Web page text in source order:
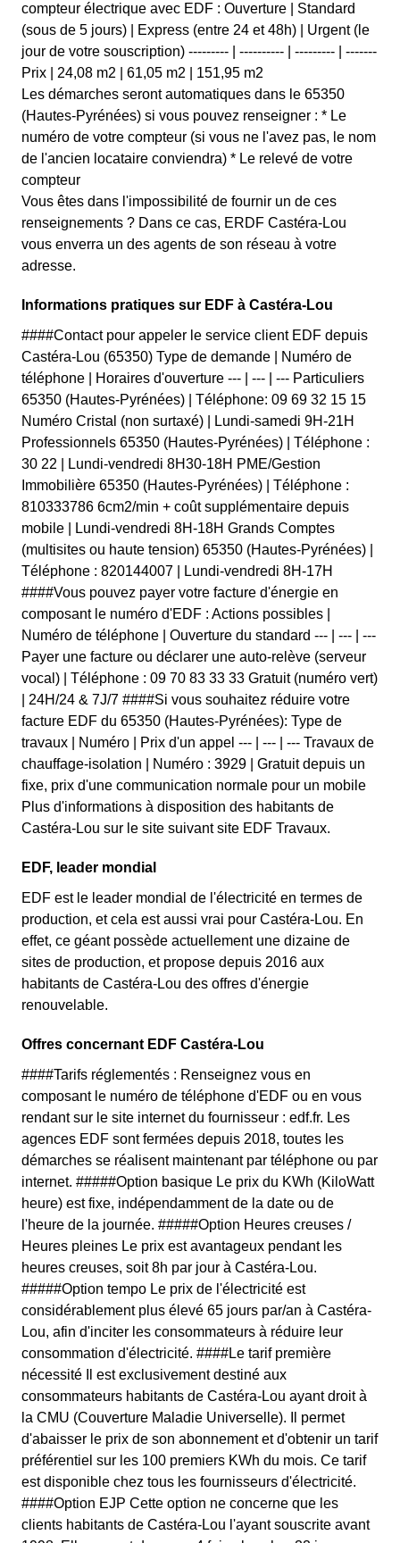
compteur électrique avec EDF : Ouverture | Standard
(sous de 5 jours) | Express (entre 24 et 48h) | Urgent (le
jour de votre souscription) --------- | ---------- | --------- | -------
Prix | 24,08 m2 | 61,05 m2 | 151,95 m2
Les démarches seront automatiques dans le 65350
(Hautes-Pyrénées) si vous pouvez renseigner : * Le
numéro de votre compteur (si vous ne l'avez pas, le nom
de l'ancien locataire conviendra) * Le relevé de votre
compteur
Vous êtes dans l'impossibilité de fournir un de ces
renseignements ? Dans ce cas, ERDF Castéra-Lou
vous enverra un des agents de son réseau à votre
adresse.
Informations pratiques sur EDF à Castéra-Lou
####Contact pour appeler le service client EDF depuis
Castéra-Lou (65350) Type de demande | Numéro de
téléphone | Horaires d'ouverture --- | --- | --- Particuliers
65350 (Hautes-Pyrénées) | Téléphone: 09 69 32 15 15
Numéro Cristal (non surtaxé) | Lundi-samedi 9H-21H
Professionnels 65350 (Hautes-Pyrénées) | Téléphone :
30 22 | Lundi-vendredi 8H30-18H PME/Gestion
Immobilière 65350 (Hautes-Pyrénées) | Téléphone :
810333786 6cm2/min + coût supplémentaire depuis
mobile | Lundi-vendredi 8H-18H Grands Comptes
(multisites ou haute tension) 65350 (Hautes-Pyrénées) |
Téléphone : 820144007 | Lundi-vendredi 8H-17H
####Vous pouvez payer votre facture d'énergie en
composant le numéro d'EDF : Actions possibles |
Numéro de téléphone | Ouverture du standard --- | --- | ---
Payer une facture ou déclarer une auto-relève (serveur
vocal) | Téléphone : 09 70 83 33 33 Gratuit (numéro vert)
| 24H/24 & 7J/7 ####Si vous souhaitez réduire votre
facture EDF du 65350 (Hautes-Pyrénées): Type de
travaux | Numéro | Prix d'un appel --- | --- | --- Travaux de
chauffage-isolation | Numéro : 3929 | Gratuit depuis un
fixe, prix d'une communication normale pour un mobile
Plus d'informations à disposition des habitants de
Castéra-Lou sur le site suivant site EDF Travaux.
EDF, leader mondial
EDF est le leader mondial de l'électricité en termes de
production, et cela est aussi vrai pour Castéra-Lou. En
effet, ce géant possède actuellement une dizaine de
sites de production, et propose depuis 2016 aux
habitants de Castéra-Lou des offres d'énergie
renouvelable.
Offres concernant EDF Castéra-Lou
####Tarifs réglementés : Renseignez vous en
composant le numéro de téléphone d'EDF ou en vous
rendant sur le site internet du fournisseur : edf.fr. Les
agences EDF sont fermées depuis 2018, toutes les
démarches se réalisent maintenant par téléphone ou par
internet. #####Option basique Le prix du KWh (KiloWatt
heure) est fixe, indépendamment de la date ou de
l'heure de la journée. #####Option Heures creuses /
Heures pleines Le prix est avantageux pendant les
heures creuses, soit 8h par jour à Castéra-Lou.
#####Option tempo Le prix de l'électricité est
considérablement plus élevé 65 jours par/an à Castéra-
Lou, afin d'inciter les consommateurs à réduire leur
consommation d'électricité. ####Le tarif première
nécessité Il est exclusivement destiné aux
consommateurs habitants de Castéra-Lou ayant droit à
la CMU (Couverture Maladie Universelle). Il permet
d'abaisser le prix de son abonnement et d'obtenir un tarif
préférentiel sur les 100 premiers KWh du mois. Ce tarif
est disponible chez tous les fournisseurs d'électricité.
####Option EJP Cette option ne concerne que les
clients habitants de Castéra-Lou l'ayant souscrite avant